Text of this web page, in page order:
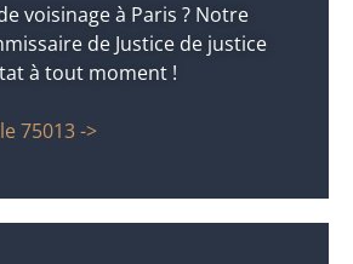
voisinage à Paris ? Notre
de Justice de justice
à tout moment !
75013 ->